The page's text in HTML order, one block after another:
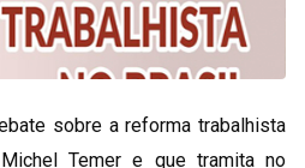
sobre a reforma trabalhista
Temer e que tramita no